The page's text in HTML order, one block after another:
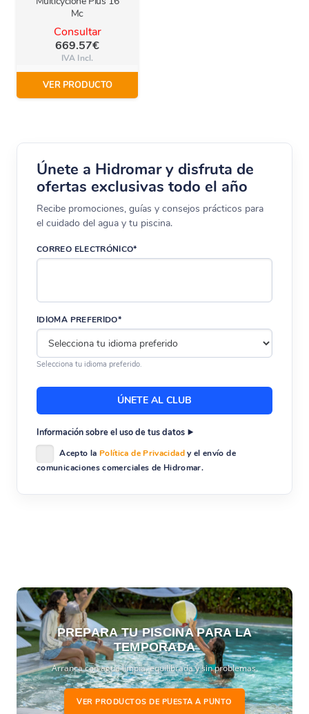
Mc
Consultar
669.57€
IVA Incl.
VER PRODUCTO
Únete a Hidromar y disfruta de
ofertas exclusivas todo el año
Recibe promociones, guías y consejos prácticos para
el cuidado del agua y tu piscina.
CORREO ELECTRÓNICO*
IDIOMA PREFERIDO*
Selecciona tu idioma preferido.
Información sobre el uso de tus datos
Acepto la Política de Privacidady el envío de
comunicaciones comerciales de Hidromar.
PREPARA TU PISCINA PARA LA
TEMPORADA
Arranca con agua limpia, equilibrada y sin problemas.
VER PRODUCTOS DE PUESTA A PUNTO